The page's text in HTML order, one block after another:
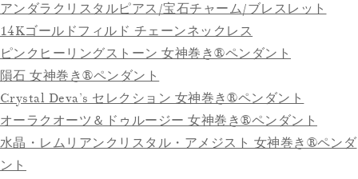
アンダラクリスタルピアス/宝石チャーム/ブレスレット
14Kゴールドフィルド チェーンネックレス
ピンクヒーリングストーン 女神巻き®ペンダント
隕石 女神巻き®ペンダント
Crystal Deva’s セレクション 女神巻き®ペンダント
オーラクオーツ＆ドゥルージー 女神巻き®ペンダント
水晶・レムリアンクリスタル・アメジスト 女神巻き®ペンダ
ント